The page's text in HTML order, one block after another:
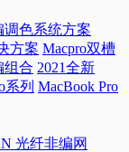
调色系统方案
方案 Macpro双槽
组合 2021全新
系列 MacBook Pro
光纤非编网